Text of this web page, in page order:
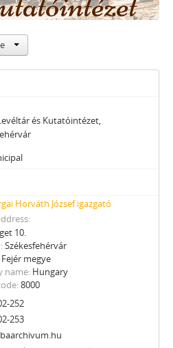
és Kutatóintézet,
Horváth József igazgató
10.
Székesfehérvár
Fejér megye
name Hungary
8000
252
253